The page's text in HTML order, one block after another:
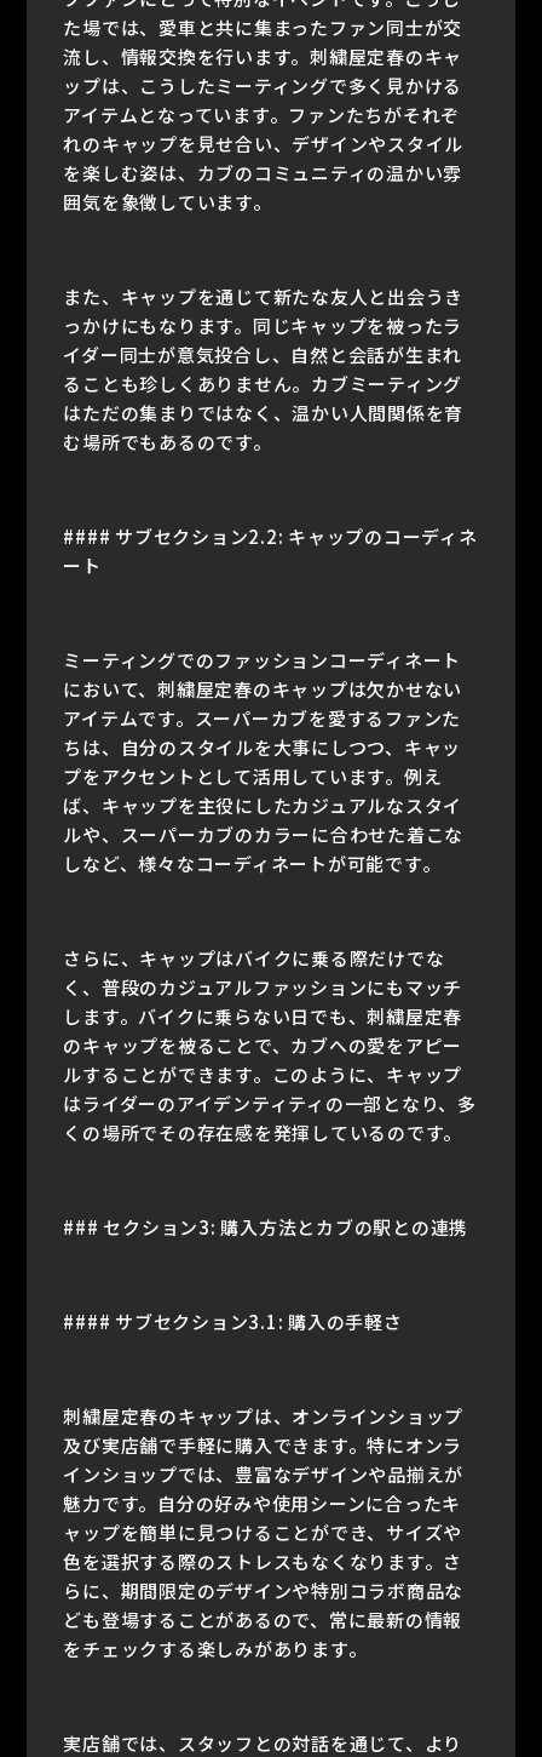
た場では、愛車と共に集まったファン同士が交
流し、情報交換を行います。刺繍屋定春のキャ
ップは、こうしたミーティングで多く見かける
アイテムとなっています。ファンたちがそれぞ
れのキャップを見せ合い、デザインやスタイル
を楽しむ姿は、カブのコミュニティの温かい雰
囲気を象徴しています。
また、キャップを通じて新たな友人と出会うき
っかけにもなります。同じキャップを被ったラ
イダー同士が意気投合し、自然と会話が生まれ
ることも珍しくありません。カブミーティング
はただの集まりではなく、温かい人間関係を育
む場所でもあるのです。
#### サブセクション2.2: キャップのコーディネ
ート
ミーティングでのファッションコーディネート
において、刺繍屋定春のキャップは欠かせない
アイテムです。スーパーカブを愛するファンた
ちは、自分のスタイルを大事にしつつ、キャッ
プをアクセントとして活用しています。例え
ば、キャップを主役にしたカジュアルなスタイ
ルや、スーパーカブのカラーに合わせた着こな
しなど、様々なコーディネートが可能です。
さらに、キャップはバイクに乗る際だけでな
く、普段のカジュアルファッションにもマッチ
します。バイクに乗らない日でも、刺繍屋定春
のキャップを被ることで、カブへの愛をアピー
ルすることができます。このように、キャップ
はライダーのアイデンティティの一部となり、多
くの場所でその存在感を発揮しているのです。
### セクション3: 購入方法とカブの駅との連携
#### サブセクション3.1: 購入の手軽さ
刺繍屋定春のキャップは、オンラインショップ
及び実店舗で手軽に購入できます。特にオンラ
インショップでは、豊富なデザインや品揃えが
魅力です。自分の好みや使用シーンに合ったキ
ャップを簡単に見つけることができ、サイズや
色を選択する際のストレスもなくなります。さ
らに、期間限定のデザインや特別コラボ商品な
ども登場することがあるので、常に最新の情報
をチェックする楽しみがあります。
実店舗では、スタッフとの対話を通じて、より